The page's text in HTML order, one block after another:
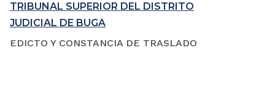
TRIBUNAL SUPERIOR DEL DISTRITO
JUDICIAL DE BUGA
EDICTO Y CONSTANCIA DE TRASLADO